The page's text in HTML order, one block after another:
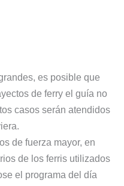
es posible que
de ferry el guía no
casos serán atendidos
de fuerza mayor, en
de los ferris utilizados
el programa del día